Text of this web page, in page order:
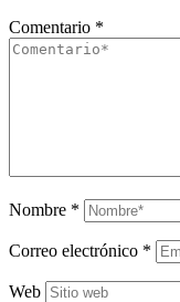
Comentario *
Nombre *
Correo electrónico *
Web